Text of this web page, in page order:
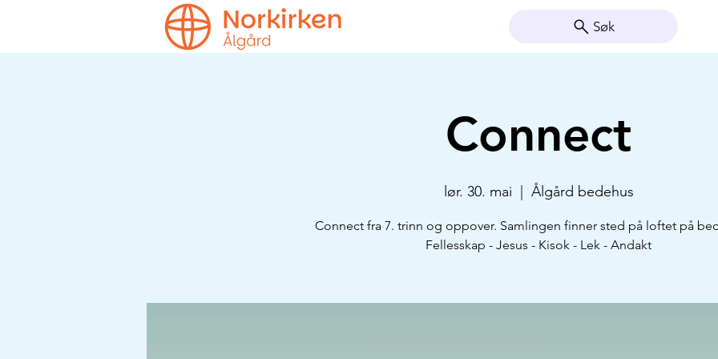
Søk
Connect
lør. 30. mai Ålgård bedehus
Connect fra 7. trinn og oppover. Samlingen finner sted på loftet på
Fellesskap - Jesus - Kisok - Lek - Andakt